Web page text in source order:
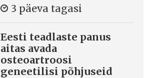
3 päeva tagasi
Eesti teadlaste panus
aitas avada
osteoartroosi
geneetilisi põhjuseid